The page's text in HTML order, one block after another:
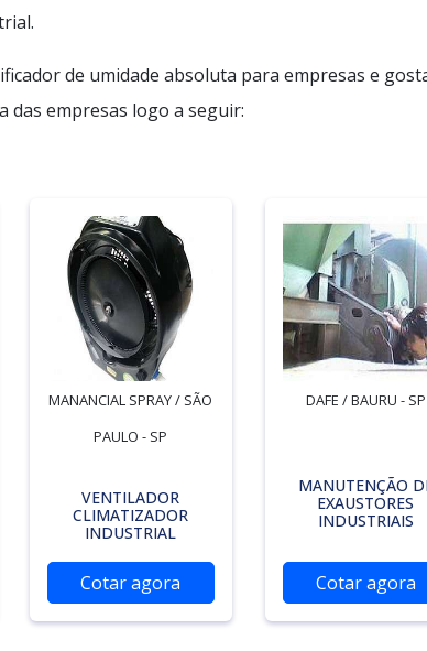
de umidade absoluta para empresas e
das empresas logo a seguir:
MANANCIAL SPRAY / SÃO
PAULO - SP
VENTILADOR
CLIMATIZADOR
INDUSTRIAL
Cotar agora
DAFE / BAURU - SP
MANUTENÇÃO
EXAUSTORES
INDUSTRIAIS
Cotar agora